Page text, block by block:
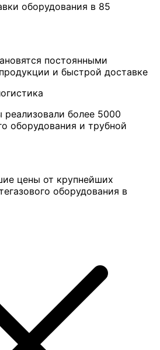
оборудования в 85
постоянными
и быстрой доставке
более 5000
оборудования и трубной
цены от крупнейших
оборудования в